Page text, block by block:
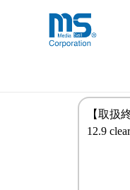
【取扱
12.9